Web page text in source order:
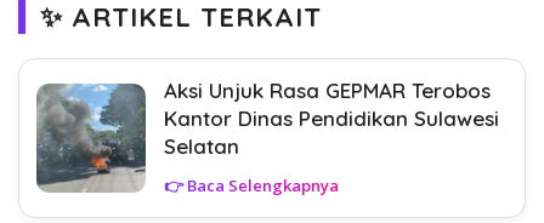
✨ ARTIKEL TERKAIT
Aksi Unjuk Rasa GEPMAR Terobos
Kantor Dinas Pendidikan Sulawesi
Selatan
👉 Baca Selengkapnya